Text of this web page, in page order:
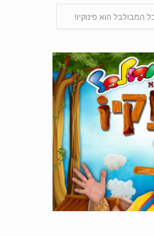
המבולבל הוא פינוקיו!